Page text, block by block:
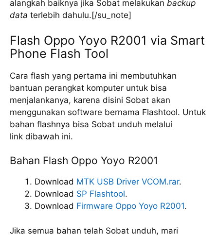
alangkah baiknya jika Sobat melakukan backup
data terlebih dahulu.[/su_note]
Flash Oppo Yoyo R2001 via Smart
Phone Flash Tool
Cara flash yang pertama ini membutuhkan
bantuan perangkat komputer untuk bisa
menjalankanya, karena disini Sobat akan
menggunakan software bernama Flashtool. Untuk
bahan flashnya bisa Sobat unduh melalui
link dibawah ini.
Bahan Flash Oppo Yoyo R2001
Download MTK USB Driver VCOM.rar.
Download SP Flashtool.
Download Firmware Oppo Yoyo R2001.
Jika semua bahan telah Sobat unduh, mari